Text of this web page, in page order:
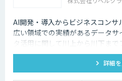
AI開発・導入からビジネスコンサ
広い領域での実績があるデータ
タ活用に関して川上から川下まで
たします。
詳細